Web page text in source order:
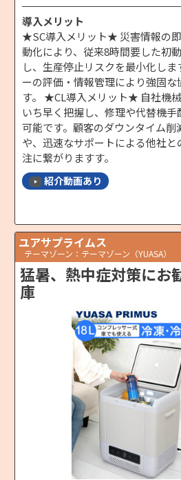
導入メリット
★SC導入メリット★ 災害情報の
動化により、従来8時間要した初
し、生産停止リスクを最小化し
ーの評価・情報管理により強固
す。 ★CL導入メリット★ 自社機
いち早く把握し、修理や代替機
可能です。顧客のダウンタイム削
や、迅速なサポートによる他社
注に繋がりますす。
紹介動画あり
ユアサプライムス
テーマゾーン：テーマゾーン（YUASA）
猛暑、熱中症対策にお
庫